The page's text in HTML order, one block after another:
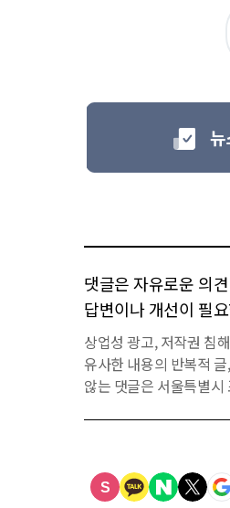
댓글은 자유로운 의
답변이나 개선이 필
상업성 광고, 저작권 침
유사한 내용의 반복적
않는 댓글은 서울특별